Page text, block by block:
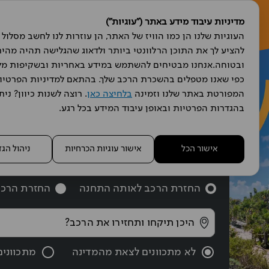
מדיניות עיבוד מידע באתר ("עוגיות")
המפורטת באתר שלנו וזמינה בלחיצה כאן
בהגדרות הפרטיות ובאופן עיבוד המידע בכל רגע.
אישור הכל אישור עוגיות הכרחיות ניהול
החזרת הרכב לאותה התחנה החזרת
לא מתכוונים לצאת מהמדינה